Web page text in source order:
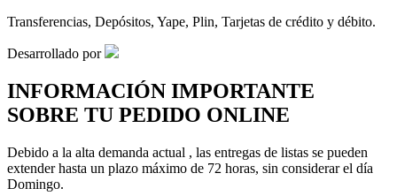
Transferencias, Depósitos, Yape, Plin, Tarjetas de crédito y débito.
Desarrollado por
INFORMACIÓN IMPORTANTE
SOBRE TU PEDIDO ONLINE
Debido a la alta demanda actual , las entregas de listas se pueden
extender hasta un plazo máximo de 72 horas, sin considerar el día
Domingo.